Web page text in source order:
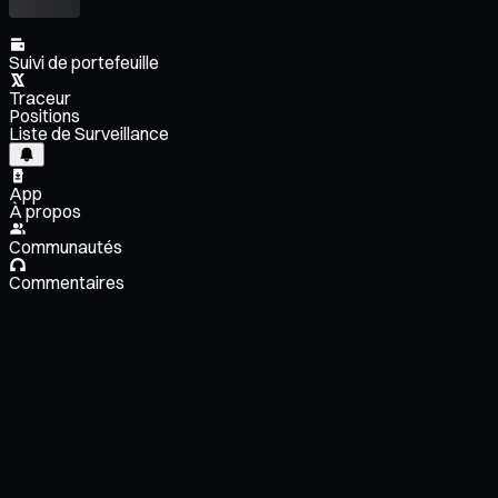
Suivi de portefeuille
Traceur
Positions
Liste de Surveillance
App
À propos
Communautés
Commentaires